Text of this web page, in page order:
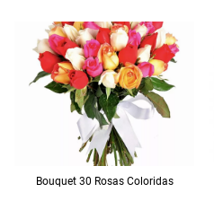
Bouquet 30 Rosas Coloridas